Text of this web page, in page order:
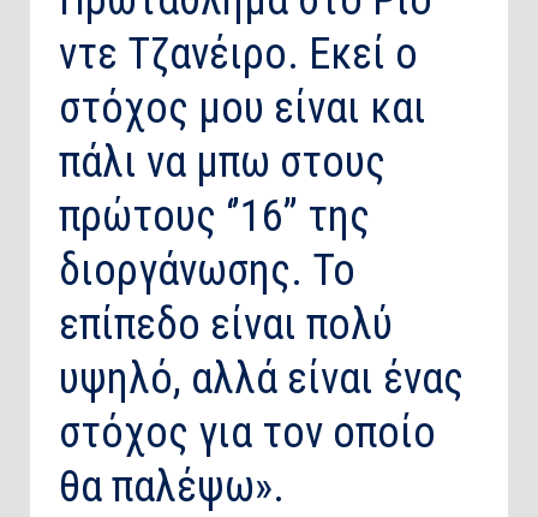
ντε Τζανέιρο. Εκεί ο
στόχος μου είναι και
πάλι να μπω στους
πρώτους ‘’16’’ της
διοργάνωσης. Το
επίπεδο είναι πολύ
υψηλό, αλλά είναι ένας
στόχος για τον οποίο
θα παλέψω».